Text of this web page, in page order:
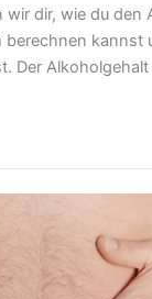
wir dir, wie du den
berechnen kannst
Der Alkoholgehalt